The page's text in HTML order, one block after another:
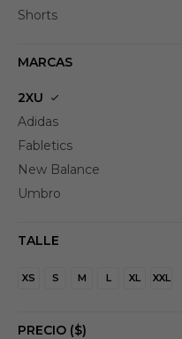
Shorts
MARCAS
2XU
Adidas
Fabletics
New Balance
Umbro
TALLE
XS S M L XL XXL
PRECIO ($)